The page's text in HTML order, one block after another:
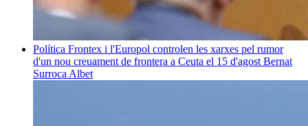
Política Frontex i l'Europol controlen les xarxes pel rumor
d'un nou creuament de frontera a Ceuta el 15 d'agost Bernat
Surroca Albet